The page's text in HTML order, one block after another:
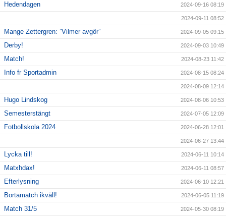
Hedendagen 2024-09-16 08:19
2024-09-11 08:52
Mange Zettergren: ”Vilmer avgör” 2024-09-05 09:15
Derby! 2024-09-03 10:49
Match! 2024-08-23 11:42
Info fr Sportadmin 2024-08-15 08:24
2024-08-09 12:14
Hugo Lindskog 2024-08-06 10:53
Semesterstängt 2024-07-05 12:09
Fotbollskola 2024 2024-06-28 12:01
2024-06-27 13:44
Lycka till! 2024-06-11 10:14
Matxhdax! 2024-06-11 08:57
Efterlysning 2024-06-10 12:21
Bortamatch ikväll! 2024-06-05 11:19
Match 31/5 2024-05-30 08:19